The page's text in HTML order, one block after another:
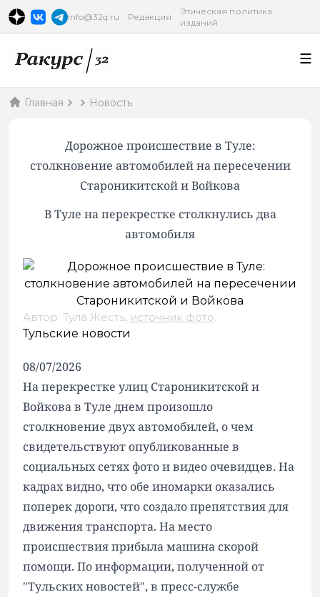
info@32q.ru Редакция
Этическая политика
изданий
Главная Новость
Дорожное происшествие в Туле:
столкновение автомобилей на пересечении
Староникитской и Войкова
В Туле на перекрестке столкнулись два
автомобиля
Автор: Тула Жесть, источник фото.
Тульские новости
08/07/2026
На перекрестке улиц Староникитской и
Войкова в Туле днем произошло
столкновение двух автомобилей, о чем
свидетельствуют опубликованные в
социальных сетях фото и видео очевидцев. На
кадрах видно, что обе иномарки оказались
поперек дороги, что создало препятствия для
движения транспорта. На место
происшествия прибыла машина скорой
помощи. По информации, полученной от
"Тульских новостей", в пресс-службе